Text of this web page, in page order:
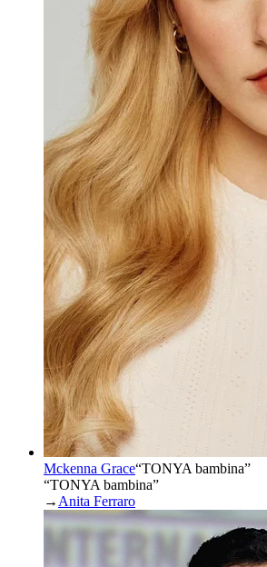
Mckenna Grace“TONYA bambina”
“TONYA bambina”
→ Anita Ferraro